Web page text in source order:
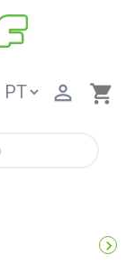
shopping_cart

